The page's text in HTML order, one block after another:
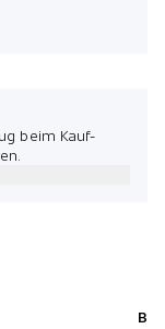
beim Kauf-
B